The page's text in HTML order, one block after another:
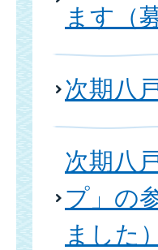
ます（
次期八
次期八
プ」の
ました）